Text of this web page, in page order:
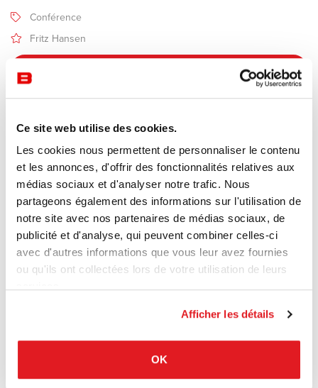
Ce site web utilise des cookies.
Les cookies nous permettent de personnaliser le contenu
et les annonces, d'offrir des fonctionnalités relatives aux
médias sociaux et d'analyser notre trafic. Nous
partageons également des informations sur l'utilisation de
notre site avec nos partenaires de médias sociaux, de
publicité et d'analyse, qui peuvent combiner celles-ci
avec d'autres informations que vous leur avez fournies
ou qu'ils ont collectées lors de votre utilisation de leurs
Afficher les détails
OK
Conférence
Fritz Hansen
Description
Fabricant Fritz Hansen
Design Arne Jacobsen
Le fauteuil Oxforda été dessiné pour les professeurs du collège
Ste Catherine à Oxford en 1965.
La version premium se caractérise par un rembourrage renforcé
Documents d’informations Fritz Hansen Oxford Premium